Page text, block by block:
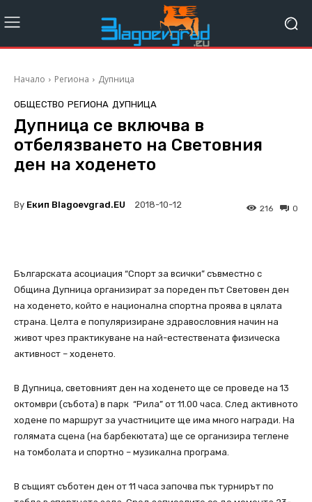
Начало Региона Дупница
ОБЩЕСТВО РЕГИОНА ДУПНИЦА
Дупница се включва в
отбелязването на Световния
ден на ходенето
By Екип Blagoevgrad.EU 2018-10-12 0
216
Българската асоциация “Спорт за всички” съвместно с
Община Дупница организират за пореден път Световен ден
на ходенето, който е национална спортна проява в цялата
страна. Целта е популяризиране здравословния начин на
живот чрез практикуване на най-естествената физическа
активност – ходенето.
В Дупница, световният ден на ходенето ще се проведе на 13
октомври (събота) в парк “Рила” от 11.00 часа. След активното
ходене по маршрут за участниците ще има много награди. На
голямата сцена (на барбекютата) ще се организира теглене
на томболата и спортно – музикална програма.
В същият съботен ден от 11 часа започва пък турнирът по